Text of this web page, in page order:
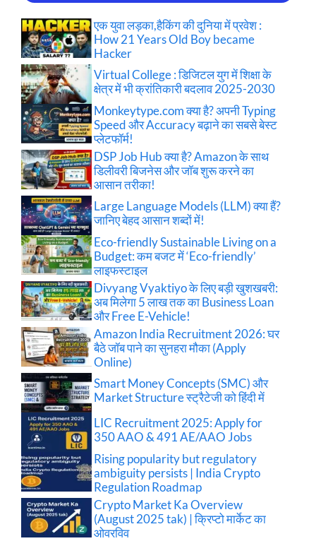
एक युवा लड़का,हैकिंग की दुनिया में प्रवेश :
How 21 Years Old Boy became
Hacker
Virtual College : डिजिटल युग में शिक्षा के
क्षेत्र में भी क्रांतिकारी बदलाव 2025-2030
Monkeytype.com क्या है? अपनी Typing
Speed और Accuracy बढ़ाने का सबसे बेस्ट
प्लेटफॉर्म!
DSP Job Hub क्या है? Amazon के साथ
डिलीवरी बिजनेस और जॉब शुरू करने का
आसान तरीका!
Large Language Models (LLM) क्या हैं?
जानिए बेहद आसान शब्दों में!
Eco-friendly Sustainable Living on a
Budget: कम बजट में ‘Eco-friendly’
लाइफस्टाइल
Divyang Vyaktiyo के लिए बड़ी खुशखबरी:
अब मिलेगा 5 लाख तक का Business Loan
और Free E-Vehicle!
Amazon India Recruitment 2026: घर
बैठे जॉब पाने का सुनहरा मौका (Apply
Online)
Smart Money Concepts (SMC) और
Market Structure स्ट्रैटेजी को हिंदी में
LIC Recruitment 2025: Apply for
350 AAO & 491 AE/AAO Jobs
Rising popularity but regulatory
ambiguity persists | India Crypto
Regulation Roadmap
Crypto Market Ka Overview
(August 2025 tak) | क्रिप्टो मार्केट का
ओवरविव